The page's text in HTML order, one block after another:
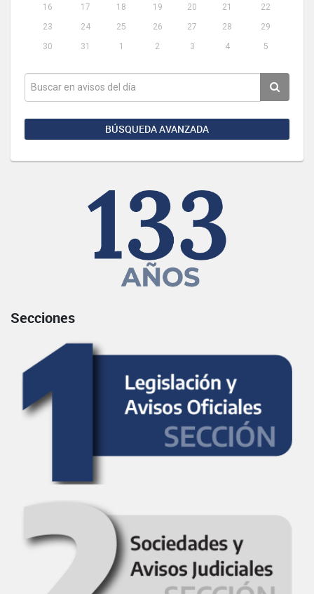
16
17 18 19 20 21
22
23
24 25 26 27 28
29
30
31 1 2 3 4 5
BÚSQUEDA AVANZADA
Secciones